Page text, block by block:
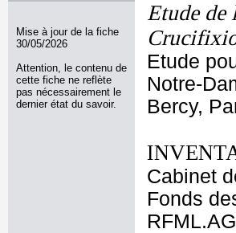
Mise à jour de la fiche
30/05/2026
Attention, le contenu de
cette fiche ne reflète
pas nécessairement le
dernier état du savoir.
Etude de
Etude
Notre-
Bercy,
Cabinet
Fonds